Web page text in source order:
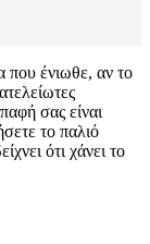
που ένιωθε, αν το
σας είναι
το παλιό
ότι χάνει το